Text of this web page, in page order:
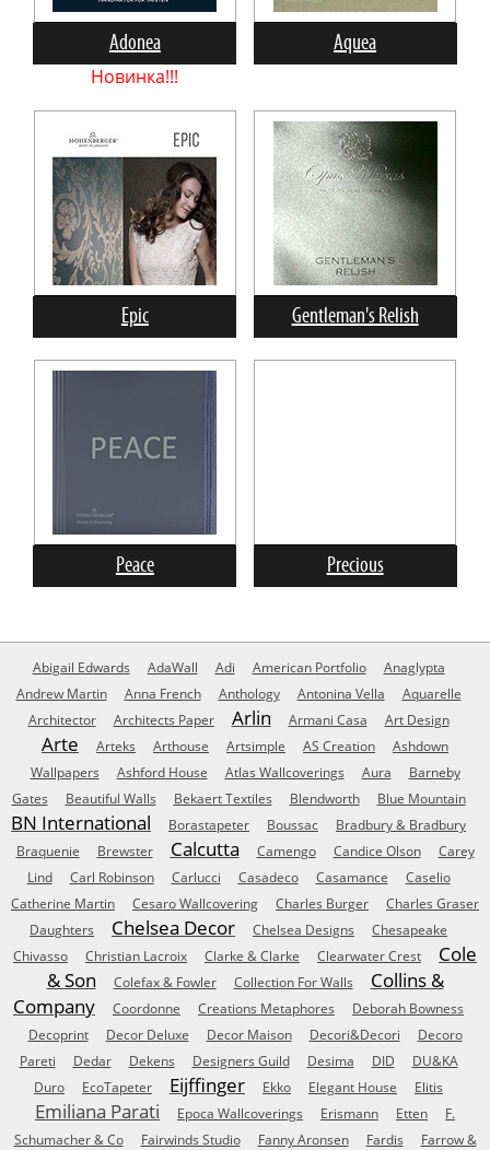
Adonea
Новинка!!!
Aquea
Epic Gentleman's Relish
Peace Precious
Abigail Edwards AdaWall Adi American Portfolio
Anaglypta
Andrew Martin
Anna French Anthology Antonina Vella
Aquarelle
Architector
Architects Paper Arlin Armani Casa Art Design
Arte Arteks Arthouse Artsimple AS Creation
Ashdown
Wallpapers
Ashford House Atlas Wallcoverings Aura
Barneby
Gates
Beautiful Walls Bekaert Textiles Blendworth Blue Mountain
BN International Borastapeter Boussac
Bradbury & Bradbury
Braquenie
Brewster Calcutta Camengo Candice Olson
Carey
Lind
Carl Robinson Carlucci Casadeco Casamance
Caselio
Catherine Martin
Cesaro Wallcovering Charles Burger
Charles Graser
Daughters
Chelsea Decor Chelsea Designs
Chesapeake
Chivasso
Christian Lacroix Clarke & Clarke Clearwater Crest
Cole
& Son
Colefax & Fowler Collection For Walls
Collins &
Company
Coordonne Creations Metaphores
Deborah Bowness
Decoprint
Decor Deluxe Decor Maison Decori&Decori
Decoro
Pareti
Dedar Dekens Designers Guild Desima DID
DU&KA
Duro
EcoTapeter Eijffinger Ekko Elegant House Elitis
Emiliana Parati Epoca Wallcoverings Erismann Etten
F.
Schumacher & Co
Fairwinds Studio Fanny Aronsen Fardis
Farrow &